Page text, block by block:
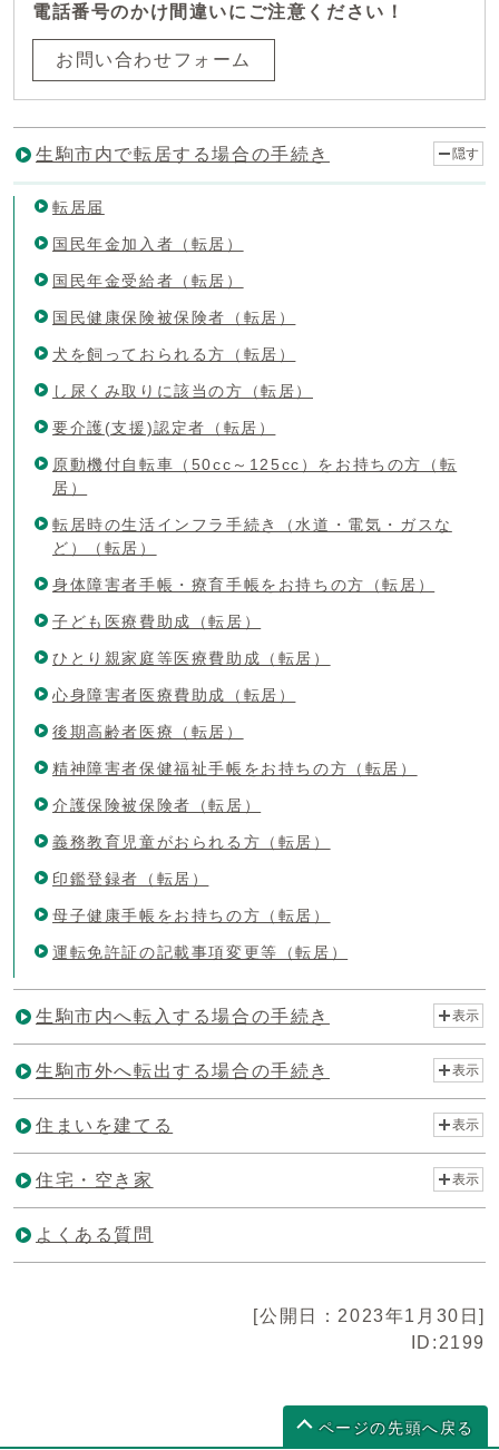
電話番号のかけ間違いにご注意ください！
お問い合わせフォーム
生駒市内で転居する場合の手続き 隠す
転居届
国民年金加入者（転居）
国民年金受給者（転居）
国民健康保険被保険者（転居）
犬を飼っておられる方（転居）
し尿くみ取りに該当の方（転居）
要介護(支援)認定者（転居）
原動機付自転車（50cc～125cc）をお持ちの方（転
居）
転居時の生活インフラ手続き（水道・電気・ガスな
ど）（転居）
身体障害者手帳・療育手帳をお持ちの方（転居）
子ども医療費助成（転居）
ひとり親家庭等医療費助成（転居）
心身障害者医療費助成（転居）
後期高齢者医療（転居）
精神障害者保健福祉手帳をお持ちの方（転居）
介護保険被保険者（転居）
義務教育児童がおられる方（転居）
印鑑登録者（転居）
母子健康手帳をお持ちの方（転居）
運転免許証の記載事項変更等（転居）
生駒市内へ転入する場合の手続き 表示
生駒市外へ転出する場合の手続き 表示
住まいを建てる 表示
住宅・空き家 表示
よくある質問
[公開日：2023年1月30日]
ID:2199
ページの先頭へ戻る